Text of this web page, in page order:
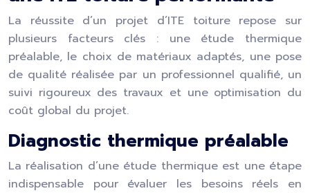
La réussite d’un projet d’ITE toiture repose sur
plusieurs facteurs clés : une étude thermique
préalable, le choix de matériaux adaptés, une pose
de qualité réalisée par un professionnel qualifié, un
suivi rigoureux des travaux et une optimisation du
coût global du projet.
Diagnostic thermique préalable
La réalisation d’une étude thermique est une étape
indispensable pour évaluer les besoins réels en